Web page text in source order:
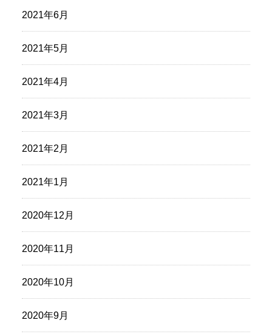
2021年6月
2021年5月
2021年4月
2021年3月
2021年2月
2021年1月
2020年12月
2020年11月
2020年10月
2020年9月